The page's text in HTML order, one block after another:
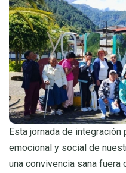
Esta jornada de
emocional y social de
una convivencia sana fuera